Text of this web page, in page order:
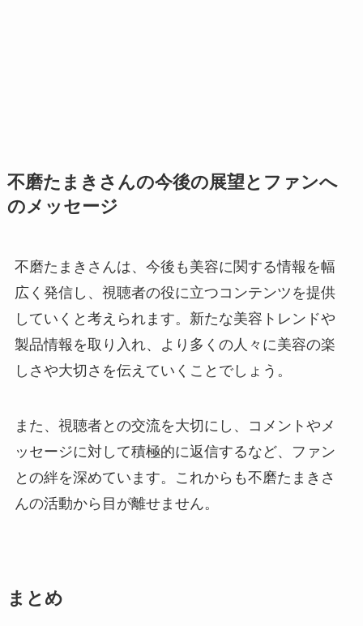
不磨たまきさんの今後の展望とファンへ
のメッセージ
不磨たまきさんは、今後も美容に関する情報を幅
広く発信し、視聴者の役に立つコンテンツを提供
していくと考えられます。新たな美容トレンドや
製品情報を取り入れ、より多くの人々に美容の楽
しさや大切さを伝えていくことでしょう。
また、視聴者との交流を大切にし、コメントやメ
ッセージに対して積極的に返信するなど、ファン
との絆を深めています。これからも不磨たまきさ
んの活動から目が離せません。
まとめ